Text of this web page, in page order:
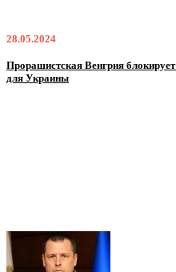
помощи ЕС Нацполіція лякає